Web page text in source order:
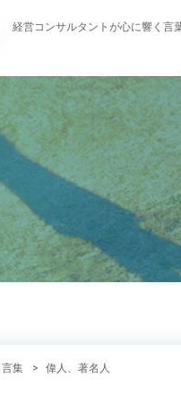
経営コンサルタントが心に響く言
集 偉人、著名人